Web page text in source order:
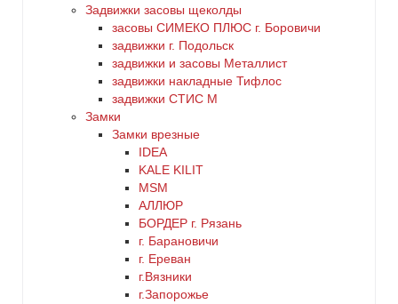
желтый
Задвижки засовы щеколды
заcовы СИМЕКО ПЛЮС г. Боровичи
задвижки г. Подольск
задвижки и засовы Металлист
задвижки накладные Тифлос
задвижки СТИС М
Замки
Замки врезные
IDEA
KALE KILIT
MSM
АЛЛЮР
БОРДЕР г. Рязань
г. Барановичи
г. Ереван
г.Вязники
г.Запорожье